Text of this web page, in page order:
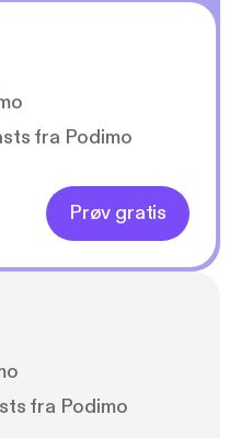
fra Podimo
Prøv gratis
fra Podimo